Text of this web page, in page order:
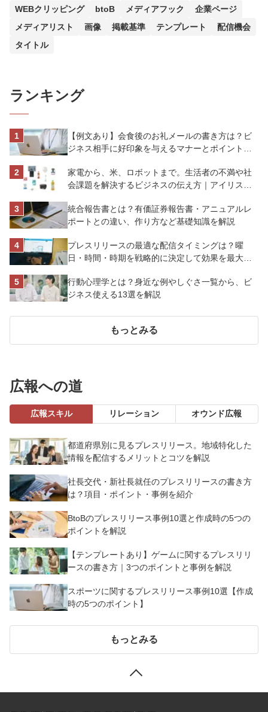
WEBクリッピング btoB メディアフック
企業ページ
メディアリスト
画像 掲載基準 テンプレート
配信機会
タイトル
ランキング
【例文あり】会食後のお礼メールの書き方は？ビ
ジネス相手に好印象を与えるマナーとポイントを
家電から、米、ロボットまで。生活者の不満や社
会課題を解決するビジネスの伝え方｜アイリスオ
統合報告書とは？有価証券報告書・アニュアルレ
ポートとの違い、作り方など基礎知識を解説
プレスリリースの最適な配信タイミングは？曜
日・時間・時期を戦略的に決定して効果を最大化
行動心理学とは？身近な例やしぐさ一覧から、ビ
ジネス使える13選を解説
もっとみる
広報への道
広報スキル リレーション オウンド広報
都道府県別に見るプレスリリース。地域特化した
情報を配信するメリットとコツを解説
社長交代・新社長就任のプレスリリースの書き方
は？項目・ポイント・事例を紹介
BtoBのプレスリリース事例10選と作成時の5つの
ポイントを解説
【テンプレートあり】ゲームに関するプレスリリ
ースの書き方｜3つのポイントと事例を解説
スポーツに関するプレスリリース事例10選【作成
時の5つのポイント】
もっとみる